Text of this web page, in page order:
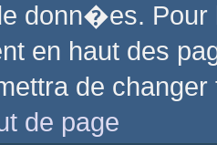
donn�es.
en haut des
de
de page